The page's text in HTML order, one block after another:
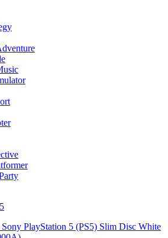
PlayStation 5 (PS5) Slim Disc White